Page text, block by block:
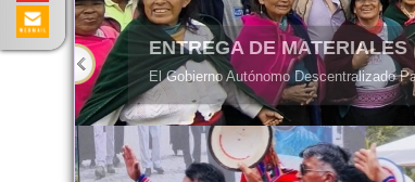
ENTREGA DE MATERIALES
El Gobierno Autónomo Descentralizado